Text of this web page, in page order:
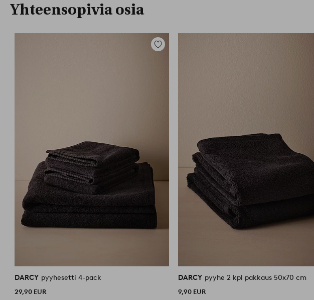
Yhteensopivia osia
Lisää
DARCY pyyhesetti 4-pack
29,90 EUR
DARCY pyyhe 2 kpl pakkaus 50x70 cm
9,90 EUR